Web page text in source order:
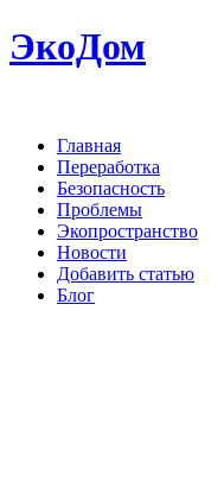
ЭкоДом
Главная
Переработка
Безопасность
Проблемы
Экопространство
Новости
Добавить статью
Блог